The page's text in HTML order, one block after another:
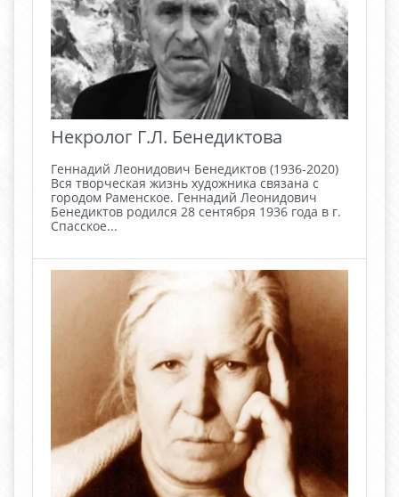
Некролог Г.Л. Бенедиктова
Геннадий Леонидович Бенедиктов (1936-2020)
Вся творческая жизнь художника связана с
городом Раменское. Геннадий Леонидович
Бенедиктов родился 28 сентября 1936 года в г.
Спасское...